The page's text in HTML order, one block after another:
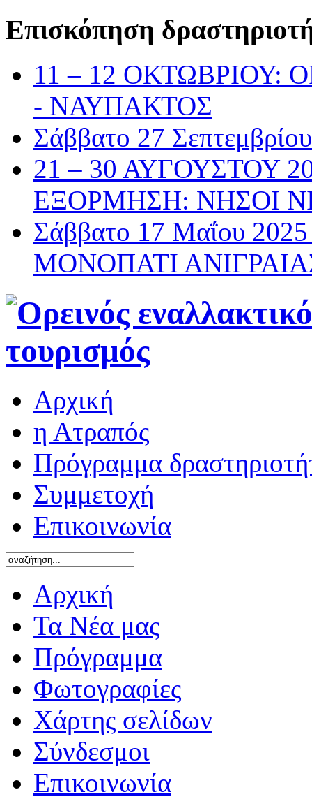
Επισκόπηση
11 – 12 ΟΚΤΩΒΡΙΟΥ:
- ΝΑΥΠΑΚΤΟΣ
Σάββατο 27
21 – 30 ΑΥΓΟΥΣΤΟΥ
ΕΞΟΡΜΗΣΗ: ΝΗΣΟΙ
Σάββατο 17 Μαΐου
ΜΟΝΟΠΑΤΙ
Αρχική
η Ατραπός
Πρόγραμμα
Συμμετοχή
Επικοινωνία
Αρχική
Τα Νέα μας
Πρόγραμμα
Φωτογραφίες
Χάρτης σελίδων
Σύνδεσμοι
Επικοινωνία